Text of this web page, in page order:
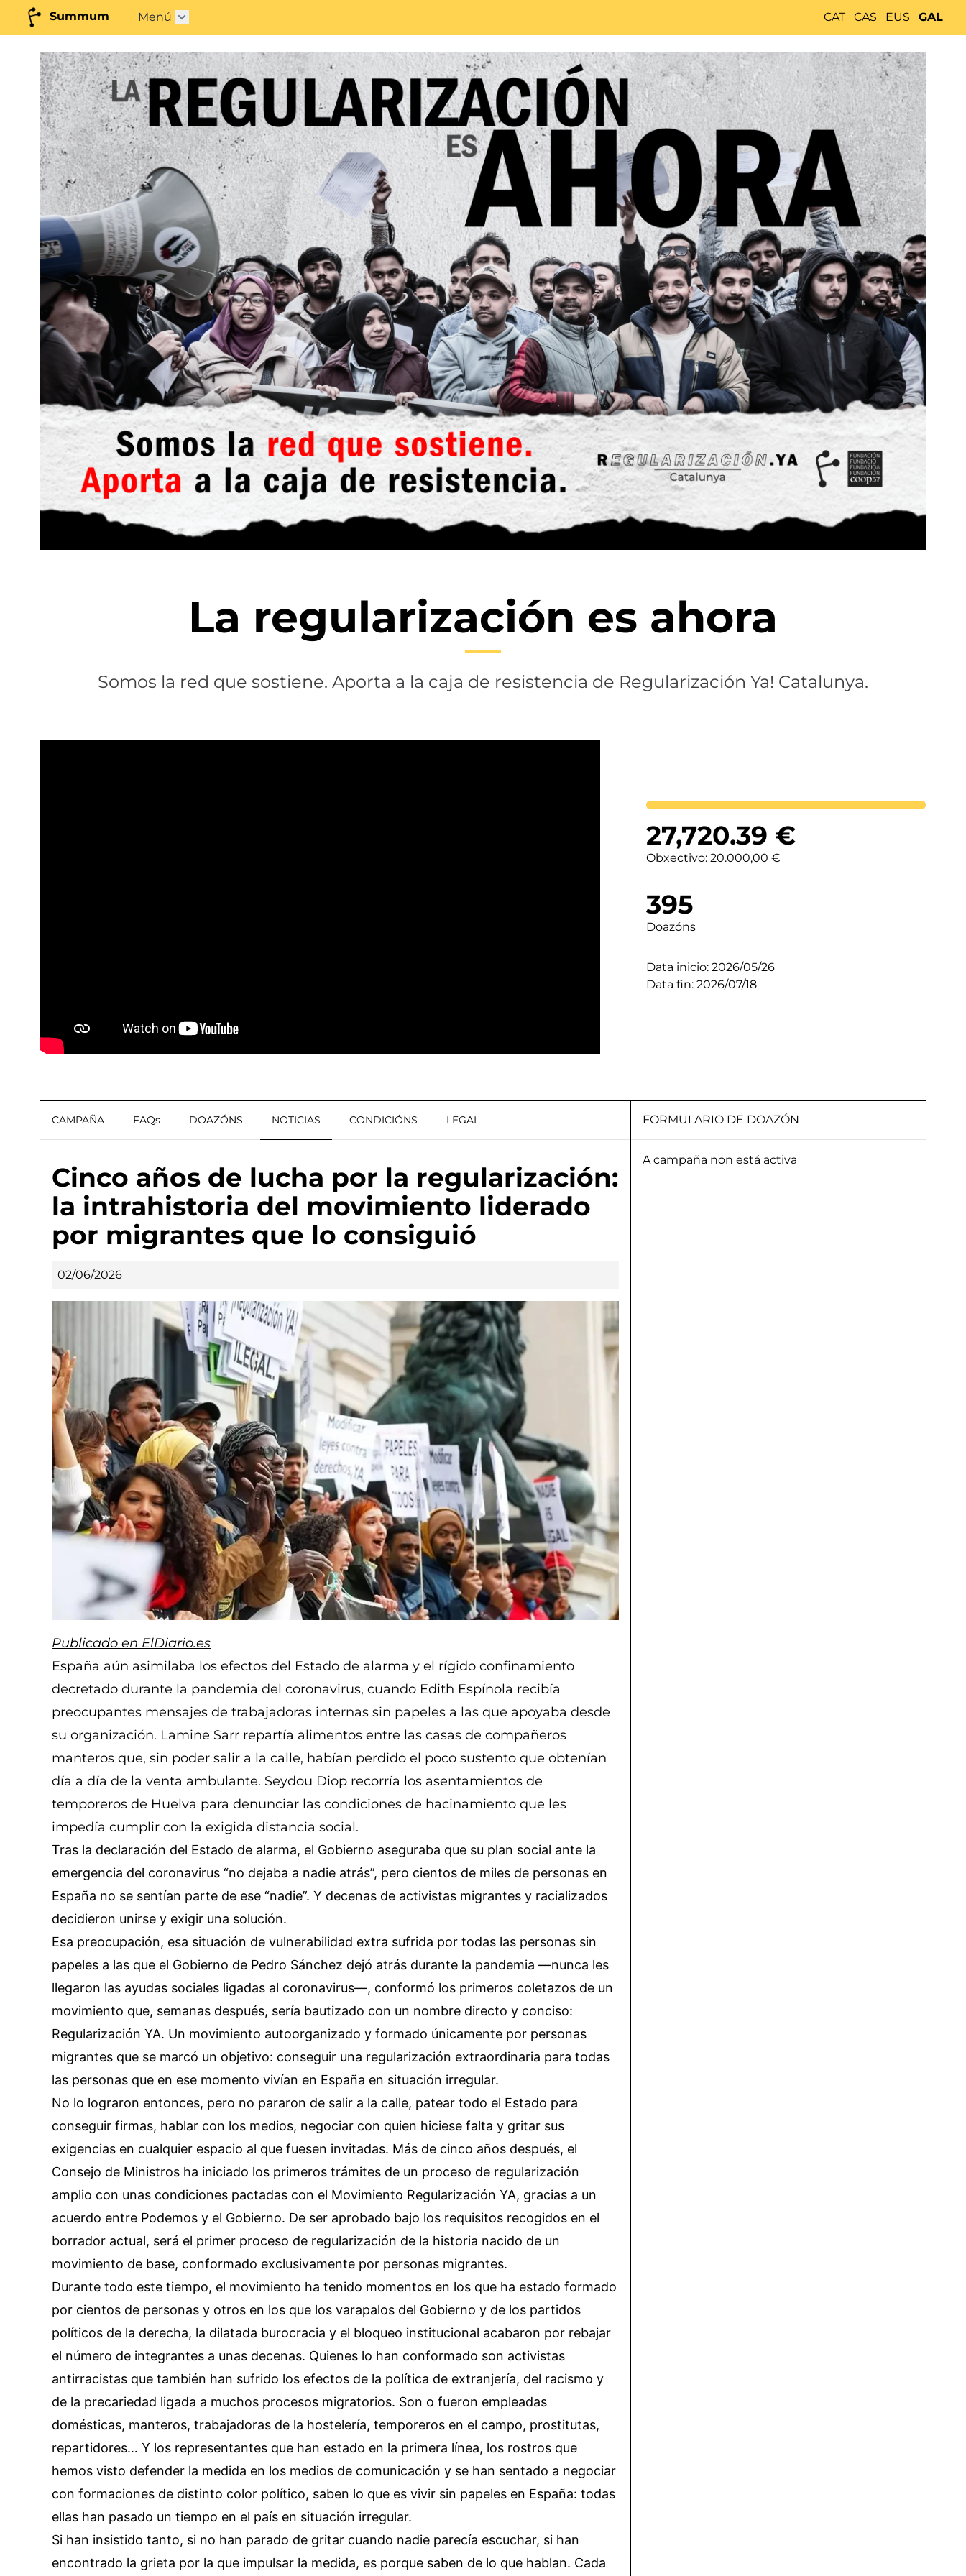
Summum Menú Abrir submenú" CAT CAS EUS GAL
La regularización es ahora
Somos la red que sostiene. Aporta a la caja de resistencia de Regularización Ya! Catalunya.
Lortutakoa
27,720.39 €
Obxectivo: 20.000,00 €
395
Doazóns
Data inicio: 2026/05/26
Data fin: 2026/07/18
CAMPAÑA FAQs DOAZÓNS NOTICIAS CONDICIÓNS LEGAL
Cinco años de lucha por la regularización:
la intrahistoria del movimiento liderado
por migrantes que lo consiguió
02/06/2026
Publicado en ElDiario.es
España aún asimilaba los efectos del Estado de alarma y el rígido confinamiento
decretado durante la pandemia del coronavirus, cuando Edith Espínola recibía
preocupantes mensajes de trabajadoras internas sin papeles a las que apoyaba desde
su organización. Lamine Sarr repartía alimentos entre las casas de compañeros
manteros que, sin poder salir a la calle, habían perdido el poco sustento que obtenían
día a día de la venta ambulante. Seydou Diop recorría los asentamientos de
temporeros de Huelva para denunciar las condiciones de hacinamiento que les
impedía cumplir con la exigida distancia social.
Tras la declaración del Estado de alarma, el Gobierno aseguraba que su plan social ante la
emergencia del coronavirus “no dejaba a nadie atrás”, pero cientos de miles de personas en
España no se sentían parte de ese “nadie”. Y decenas de activistas migrantes y racializados
decidieron unirse y exigir una solución.
Esa preocupación, esa situación de vulnerabilidad extra sufrida por todas las personas sin
papeles a las que el Gobierno de Pedro Sánchez dejó atrás durante la pandemia —nunca les
llegaron las ayudas sociales ligadas al coronavirus—, conformó los primeros coletazos de un
movimiento que, semanas después, sería bautizado con un nombre directo y conciso:
Regularización YA. Un movimiento autoorganizado y formado únicamente por personas
migrantes que se marcó un objetivo: conseguir una regularización extraordinaria para todas
las personas que en ese momento vivían en España en situación irregular.
No lo lograron entonces, pero no pararon de salir a la calle, patear todo el Estado para
conseguir firmas, hablar con los medios, negociar con quien hiciese falta y gritar sus
exigencias en cualquier espacio al que fuesen invitadas. Más de cinco años después, el
Consejo de Ministros ha iniciado los primeros trámites de un proceso de regularización
amplio con unas condiciones pactadas con el Movimiento Regularización YA, gracias a un
acuerdo entre Podemos y el Gobierno. De ser aprobado bajo los requisitos recogidos en el
borrador actual, será el primer proceso de regularización de la historia nacido de un
movimiento de base, conformado exclusivamente por personas migrantes.
Durante todo este tiempo, el movimiento ha tenido momentos en los que ha estado formado
por cientos de personas y otros en los que los varapalos del Gobierno y de los partidos
políticos de la derecha, la dilatada burocracia y el bloqueo institucional acabaron por rebajar
el número de integrantes a unas decenas. Quienes lo han conformado son activistas
antirracistas que también han sufrido los efectos de la política de extranjería, del racismo y
de la precariedad ligada a muchos procesos migratorios. Son o fueron empleadas
domésticas, manteros, trabajadoras de la hostelería, temporeros en el campo, prostitutas,
repartidores… Y los representantes que han estado en la primera línea, los rostros que
hemos visto defender la medida en los medios de comunicación y se han sentado a negociar
con formaciones de distinto color político, saben lo que es vivir sin papeles en España: todas
ellas han pasado un tiempo en el país en situación irregular.
Si han insistido tanto, si no han parado de gritar cuando nadie parecía escuchar, si han
encontrado la grieta por la que impulsar la medida, es porque saben de lo que hablan. Cada
FORMULARIO DE DOAZÓN
A campaña non está activa